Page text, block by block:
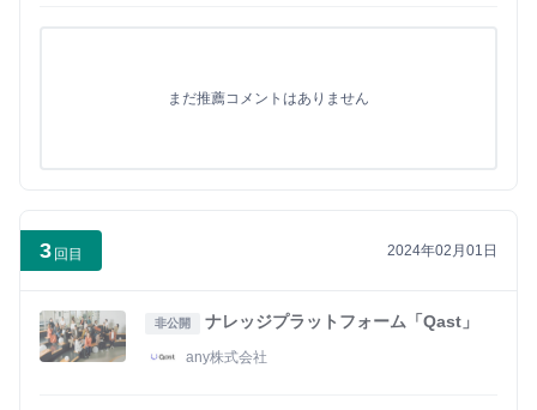
まだ推薦コメントはありません
3 回目 2024年02月01日
非公開 ナレッジプラットフォーム「Qast」
any株式会社